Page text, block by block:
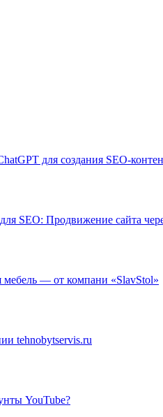
для создания SEO-
SEO: Продвижение сайта
— от компани «SlavStol»
tehnobytservis.ru
YouTube?